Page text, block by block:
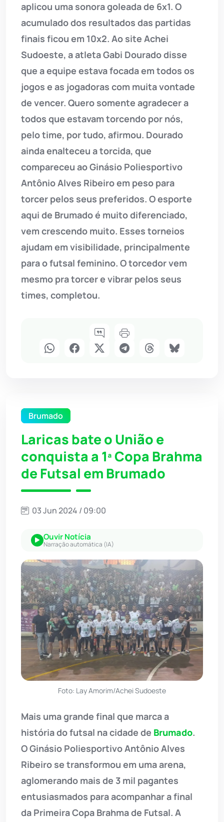
aplicou uma sonora goleada de 6x1. O
acumulado dos resultados das partidas
finais ficou em 10x2. Ao site Achei
Sudoeste, a atleta Gabi Dourado disse
que a equipe estava focada em todos os
jogos e as jogadoras com muita vontade
de vencer. Quero somente agradecer a
todos que estavam torcendo por nós,
pelo time, por tudo, afirmou. Dourado
ainda enalteceu a torcida, que
compareceu ao Ginásio Poliesportivo
Antônio Alves Ribeiro em peso para
torcer pelos seus preferidos. O esporte
aqui de Brumado é muito diferenciado,
vem crescendo muito. Esses torneios
ajudam em visibilidade, principalmente
para o futsal feminino. O torcedor vem
mesmo pra torcer e vibrar pelos seus
times, completou.
Brumado
Laricas bate o União e
conquista a 1ª Copa Brahma
de Futsal em Brumado
03 Jun 2024 / 09:00
Ouvir Notícia
Narração automática (IA)
Foto: Lay Amorim/Achei Sudoeste
Mais uma grande final que marca a
história do futsal na cidade de Brumado.
O Ginásio Poliesportivo Antônio Alves
Ribeiro se transformou em uma arena,
aglomerando mais de 3 mil pagantes
entusiasmados para acompanhar a final
da Primeira Copa Brahma de Futsal. A